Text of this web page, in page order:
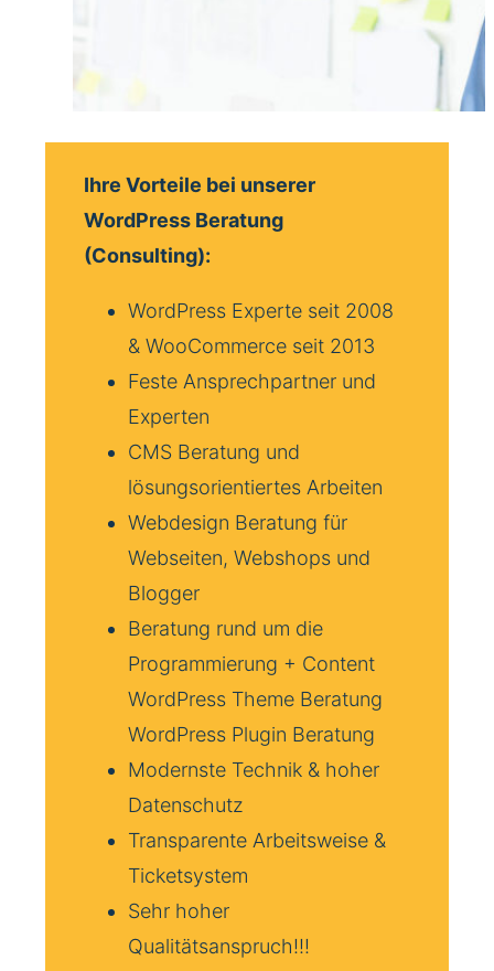
Ihre Vorteile bei unserer
WordPress Beratung
(Consulting):
WordPress Experte seit 2008
& WooCommerce seit 2013
Feste Ansprechpartner und
Experten
CMS Beratung und
lösungsorientiertes Arbeiten
Webdesign Beratung für
Webseiten, Webshops und
Blogger
Beratung rund um die
Programmierung + Content
WordPress Theme Beratung
WordPress Plugin Beratung
Modernste Technik & hoher
Datenschutz
Transparente Arbeitsweise &
Ticketsystem
Sehr hoher
Qualitätsanspruch!!!